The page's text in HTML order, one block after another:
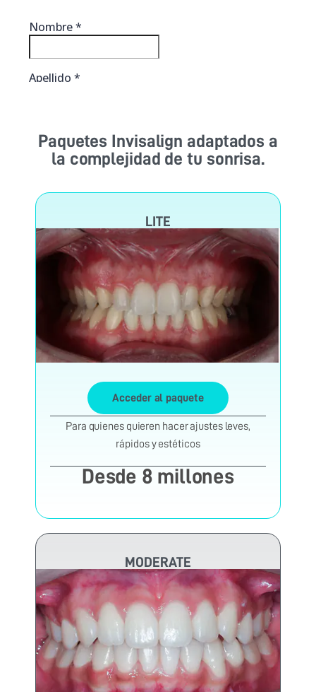
Paquetes Invisalign adaptados a
la complejidad de tu sonrisa.
LITE
Acceder al paquete
Para quienes quieren hacer ajustes leves,
rápidos y estéticos
Desde 8 millones
MODERATE